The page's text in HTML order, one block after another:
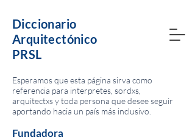
Diccionario
Arquitectónico
PRSL
Esperamos que esta página sirva como
referencia para interpretes, sordxs,
arquitectxs y toda persona que desee seguir
aportando hacia un país más inclusivo.
Fundadora